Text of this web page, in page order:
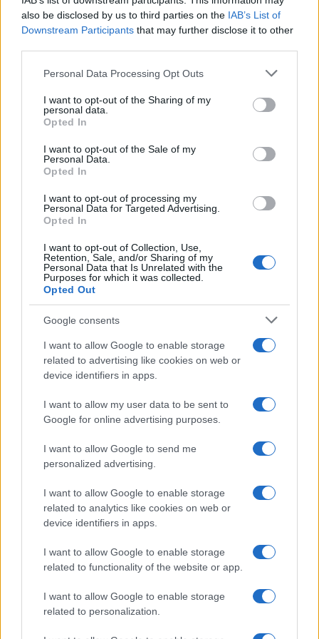
also be disclosed by us to third parties on the IAB’s List of
Downstream Participants that may further disclose it to other
Please note that this website/app uses one or more Google
not limited to your visit or usage behaviour. You may click to
grant or deny consent to Google and its third-party tags to
use your data for below specified purposes in below Google
consent section.
Personal Data Processing Opt Outs
I want to opt-out of the Sharing of my
personal data.
Opted In
I want to opt-out of the Sale of my
Personal Data.
Opted In
I want to opt-out of processing my
Personal Data for Targeted Advertising.
Opted In
I want to opt-out of Collection, Use,
Retention, Sale, and/or Sharing of my
Personal Data that Is Unrelated with the
Purposes for which it was collected.
Opted Out
Google consents
I want to allow Google to enable storage
related to advertising like cookies on web or
device identifiers in apps.
I want to allow my user data to be sent to
Google for online advertising purposes.
I want to allow Google to send me
personalized advertising.
I want to allow Google to enable storage
related to analytics like cookies on web or
device identifiers in apps.
I want to allow Google to enable storage
related to functionality of the website or app.
I want to allow Google to enable storage
related to personalization.
A taumatróp ? amely jó esetben már a kezetek ügyében
van ? pedig még ennél is egyszerűbb! ?Egy zsineggel
megpörgetett korong, melynek két oldalán különböző kép
megmozdul.? Ez az érzéki csalódás jelenségére épülő
optikai játék még a fenakisztoszkóp előtt, 1826-ban bűvölte
el az embereket, William George Horner azonban 1834-ben
egy újabb, modernebb szerkezettel, a zootróppal állt elő. ?A
tengely körül forgatták. A hengerfal alsó részén bevágások
voltak egymástól azonos távolságra. A palást belső oldalára
pedig papírcsíkot ragasztottak, amelyen egy mozgás
láttak.?
utódját Émile Reynaud, a filmezés egyik úttörője találta fel
1877-ben. ?Reynaud szerkezete egy nagyobb fadoboz,
amelyben keskeny nézőke van. A dobozban lévő forgatható
korong oldalára valamely mozgássor fázisait rajzolták,
melyet egy lámpa világít meg, a mozgó ábrát pedig tükrök
vetítik a nézőkébe.? Eadweard Muybridge 1879-ben
zoopraxiszkóp néven szabadalmaztatott szerkezete is
hasonló elven működött: Muybridge a mozgás különböző
fázisait ábrázoló felvételeket egy tárcsára helyezte,
megforgatta és átvilágította, így érte el a mozgás illúzióját ?